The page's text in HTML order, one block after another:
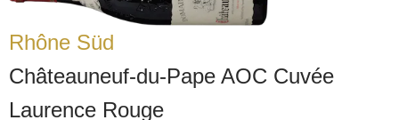
Rhône Süd
Châteauneuf-du-Pape AOC Cuvée
Laurence Rouge